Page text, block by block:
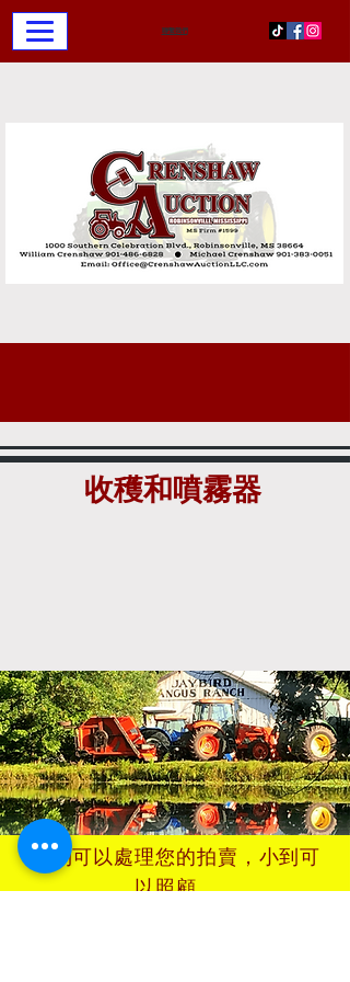
聯繫我們
收穫和噴霧器
大到可以處理您的拍賣，小到可
以照顧。